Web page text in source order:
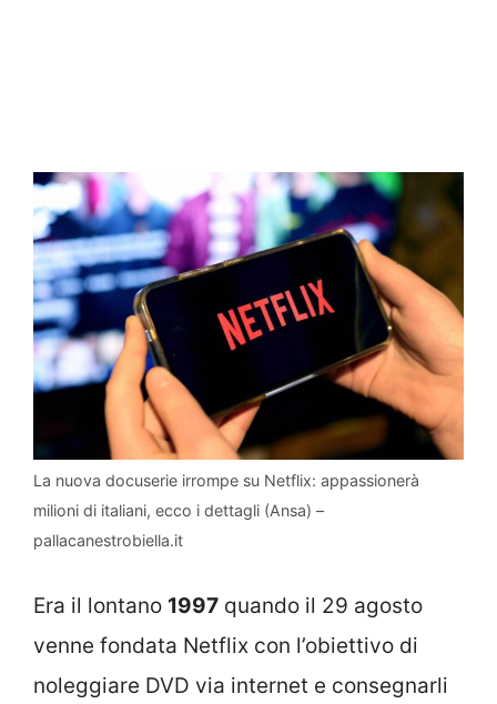
La nuova docuserie irrompe su Netflix: appassionerà
milioni di italiani, ecco i dettagli (Ansa) –
pallacanestrobiella.it
Era il lontano 1997 quando il 29 agosto
venne fondata Netflix con l’obiettivo di
noleggiare DVD via internet e consegnarli